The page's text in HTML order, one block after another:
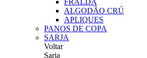
FRALDA
ALGODÃO CRÚ
APLIQUES
PANOS DE COPA
SARJA
Voltar
Sarja